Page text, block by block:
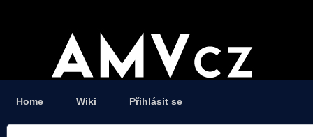
Home Wiki Přihlásit se